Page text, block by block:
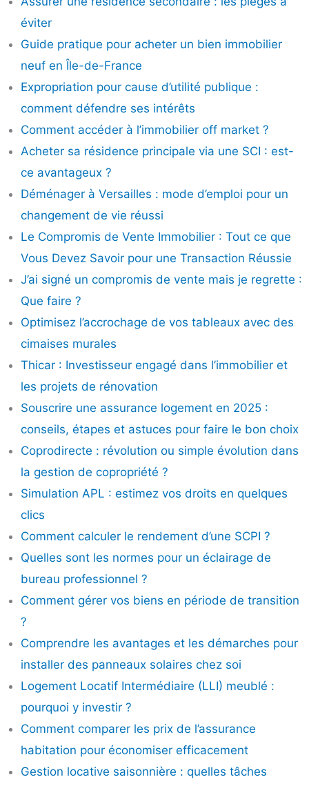
éviter
Guide pratique pour acheter un bien immobilier
neuf en Île-de-France
Expropriation pour cause d’utilité publique :
comment défendre ses intérêts
Comment accéder à l’immobilier off market ?
Acheter sa résidence principale via une SCI : est-
ce avantageux ?
Déménager à Versailles : mode d’emploi pour un
changement de vie réussi
Le Compromis de Vente Immobilier : Tout ce que
Vous Devez Savoir pour une Transaction Réussie
J’ai signé un compromis de vente mais je regrette :
Que faire ?
Optimisez l’accrochage de vos tableaux avec des
cimaises murales
Thicar : Investisseur engagé dans l’immobilier et
les projets de rénovation
Souscrire une assurance logement en 2025 :
conseils, étapes et astuces pour faire le bon choix
Coprodirecte : révolution ou simple évolution dans
la gestion de copropriété ?
Simulation APL : estimez vos droits en quelques
clics
Comment calculer le rendement d’une SCPI ?
Quelles sont les normes pour un éclairage de
bureau professionnel ?
Comment gérer vos biens en période de transition
?
Comprendre les avantages et les démarches pour
installer des panneaux solaires chez soi
Logement Locatif Intermédiaire (LLI) meublé :
pourquoi y investir ?
Comment comparer les prix de l’assurance
habitation pour économiser efficacement
Gestion locative saisonnière : quelles tâches